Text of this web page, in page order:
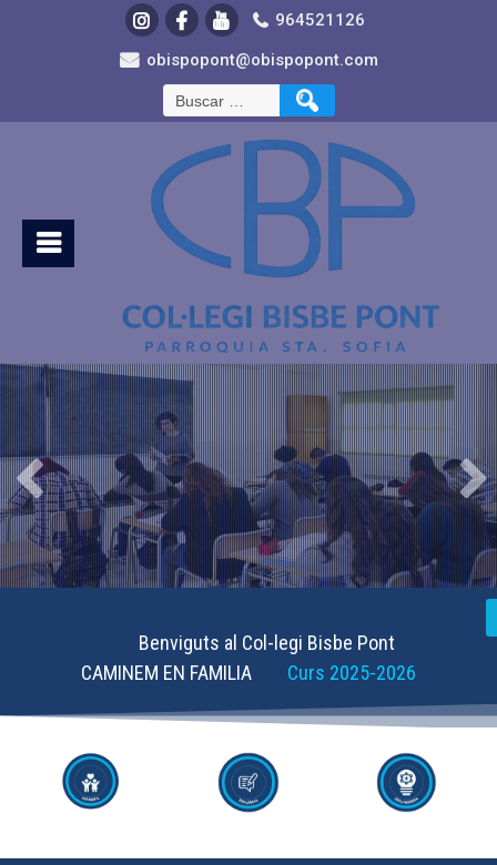
964521126
obispopont@obispopont.com
Benviguts al Col-legi Bisbe Pont
CAMINEM EN FAMILIA Curs 2025-2026